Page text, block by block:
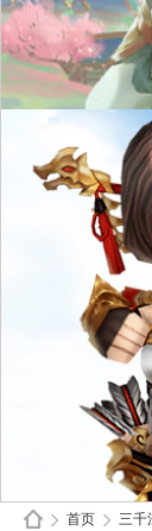
首页 三千